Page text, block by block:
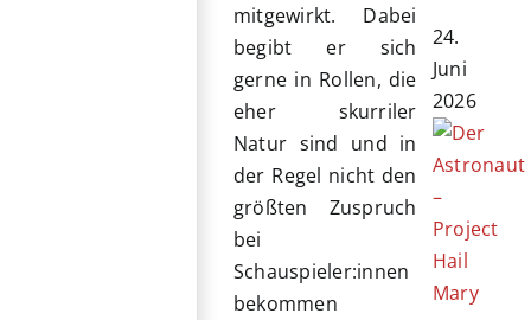
mitgewirkt. Dabei
begibt er sich
gerne in Rollen, die
eher skurriler
Natur sind und in
der Regel nicht den
größten Zuspruch
bei
Schauspieler:innen
bekommen
24.
Juni
2026